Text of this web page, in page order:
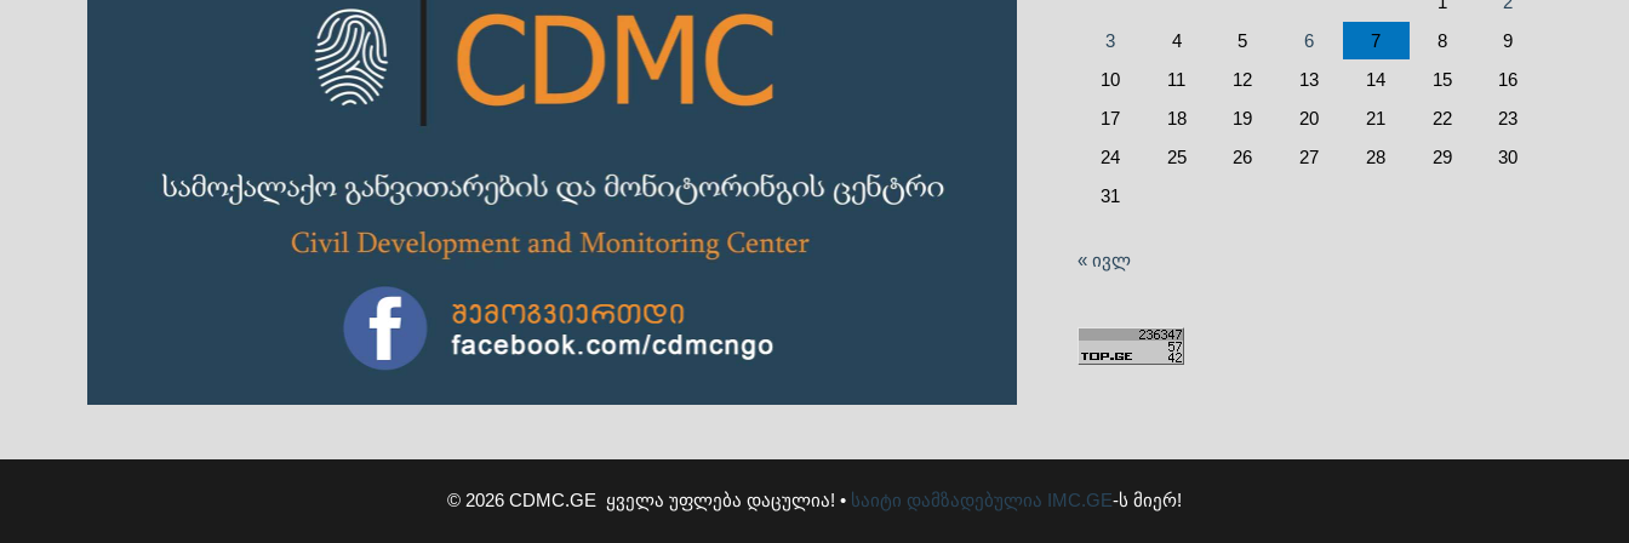
3
4 5 6 7 8
9
10
11 12 13 14 15
16
17
18 19 20 21 22
23
24
25 26 27 28 29
30
31
« ივლ
© 2026 CDMC.GE ყველა უფლება დაცულია! • საიტი დამზადებულია IMC.GE-ს მიერ!